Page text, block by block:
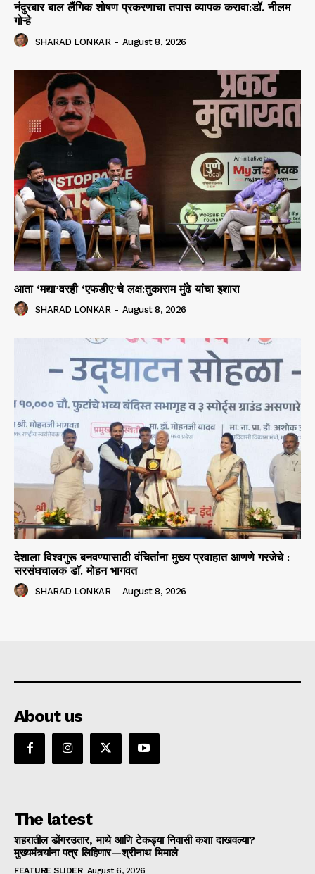
नंदुरबार बाल लैंगिक शोषण प्रकरणाचा तपास व्यापक करावा:डॉ. नीलम
गोऱ्हे
SHARAD LONKAR - August 8, 2026
आता ‘मद्या’वरही ‘एफडीए’चे लक्ष:तुकाराम मुंढे यांचा इशारा
SHARAD LONKAR - August 8, 2026
देशाला विश्वगुरू बनवण्यासाठी वंचितांना मुख्य प्रवाहात आणणे गरजेचे :
सरसंघचालक डाॅ. मोहन भागवत
SHARAD LONKAR - August 8, 2026
About us
The latest
शहरातील डोंगरउतार, माथे आणि टेकड्या निवासी कशा दाखवल्या?
मुख्यमंत्र्यांना पत्र लिहिणार—श्रीनाथ भिमाले
FEATURE SLIDER August 6, 2026